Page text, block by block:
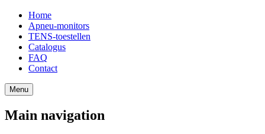
Home
Apneu-monitors
TENS-toestellen
Catalogus
FAQ
Contact
Menu
Main navigation